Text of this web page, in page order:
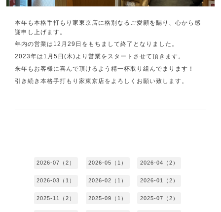
本年も本格手打もり家東京店に格別なるご愛顧を賜り、心から感
謝申し上げます。
年内の営業は12月29日をもちまして終了となりました。
2023年は1月5日(木)より営業をスタートさせて頂きます。
来年もお客様に喜んで頂けるよう精一杯取り組んでまります！
引き続き本格手打もり家東京店をよろしくお願い致します。
2026-07（2） 2026-05（1） 2026-04（2）
2026-03（1） 2026-02（1） 2026-01（2）
2025-11（2） 2025-09（1） 2025-07（2）